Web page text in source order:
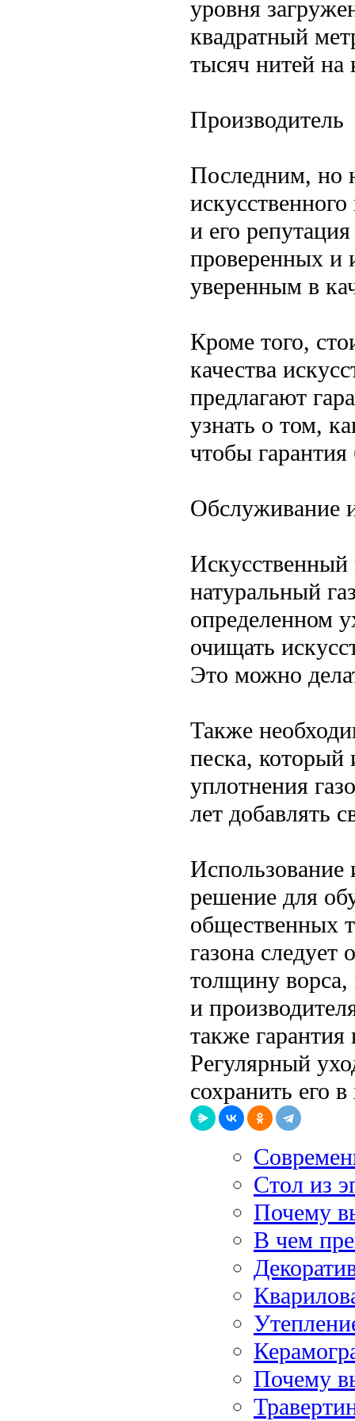
уровня
квадратный
тысяч нитей на
Производитель
Последним, но
и его
проверенных и
уверенным в
Кроме того,
качества
предлагают
узнать о том,
чтобы
Обслуживание
Искусственный
натуральный
определенном
очищать
Это можно
Также
песка, который
уплотнения
лет добавлять
Использование
решение для
общественных
газона следует
толщину ворса,
и
также гарантия
Регулярный
сохранить его
Стол из
Почему
В чем
Почему